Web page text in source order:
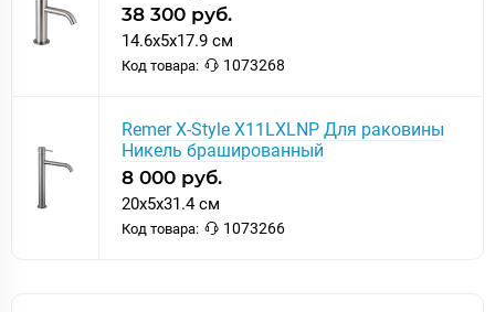
38 300 руб.
14.6x5x17.9 см
Код товара: 1073268
Remer X-Style X11LXLNP Для раковины
Никель брашированный
8 000 руб.
20x5x31.4 см
Код товара: 1073266